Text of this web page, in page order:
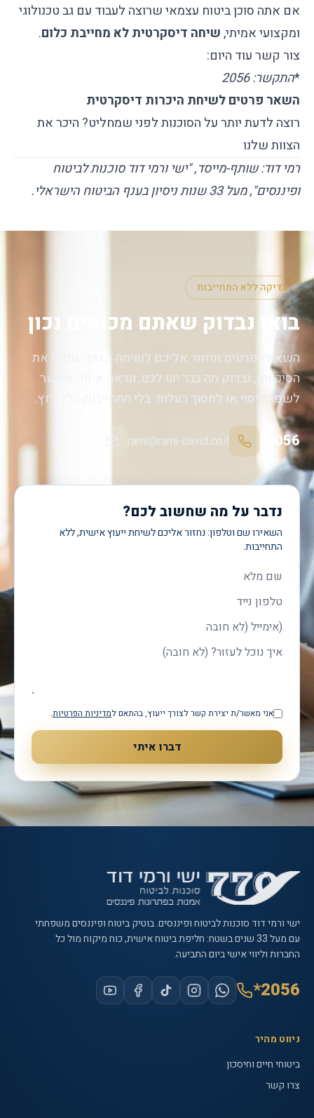
אם אתה סוכן ביטוח עצמאי שרוצה לעבוד עם גב טכנולוגי
ומקצועי אמיתי,שיחה דיסקרטית לא מחייבת כלום.
צור קשר עוד היום:
*התקשר:2056
השאר פרטים לשיחת היכרות דיסקרטית
רוצה לדעת יותר על הסוכנות לפני שמחליט? היכר את
הצוות שלנו
רמי דוד: שותף-מייסד, "ישי ורמי דוד סוכנות לביטוח
ופיננסים", מעל 33 שנות ניסיון בענף הביטוח הישראלי.
בדיקה ללא התחייבות
בואו נבדוק שאתם מכוסים נכון
השאירו פרטים ונחזור אליכם לשיחה קצרה: נמפה את
הסיכונים, נבדוק מה כבר יש לכם, ונראה איפה אפשר
לשפר כיסוי או לחסוך בעלות. בלי התחייבות, בלי לחץ.
*2056
rami@rami-david.co.il
נדבר על מה שחשוב לכם?
השאירו שם וטלפון: נחזור אליכם לשיחת ייעוץ אישית, ללא
התחייבות.
שם מלא
טלפון
אימייל
איך נוכל לעזור?
אני מאשר/ת יצירת קשר לצורך ייעוץ, בהתאם למדיניות הפרטיות.
דברו איתי
ישי ורמי דוד סוכנות לביטוח ופיננסים. בוטיק ביטוח ופיננסים משפחתי
עםמעל 33 שנים
בשטח: חליפת ביטוח אישית, כוח מיקוח מול כל
החברות וליווי אישי ביום התביעה.
*2056
ניווט מהיר
ביטוחי חיים וחיסכון
צרו קשר